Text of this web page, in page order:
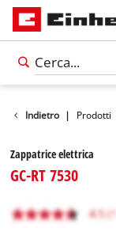
Indietro | Prodotti
Zappatrice elettrica
GC-RT 7530